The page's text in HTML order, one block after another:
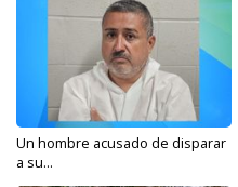
Un hombre acusado de disparar
a su...